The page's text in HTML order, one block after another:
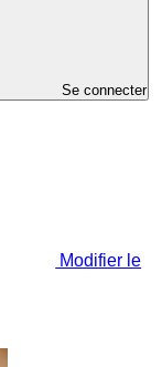
Se connecter
Modifier le